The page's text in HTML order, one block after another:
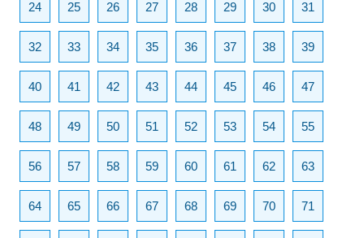
24 25 26 27 28 29 30 31
32 33 34 35 36 37 38 39
40 41 42 43 44 45 46 47
48 49 50 51 52 53 54 55
56 57 58 59 60 61 62 63
64 65 66 67 68 69 70 71